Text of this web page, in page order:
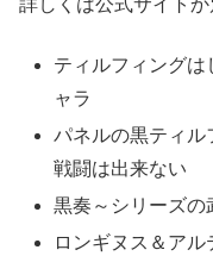
詳しくは公式サイト
ティルフィングは
ャラ
パネルの黒ティル
戦闘は出来ない
黒奏～シリーズの
ロンギヌス＆ア